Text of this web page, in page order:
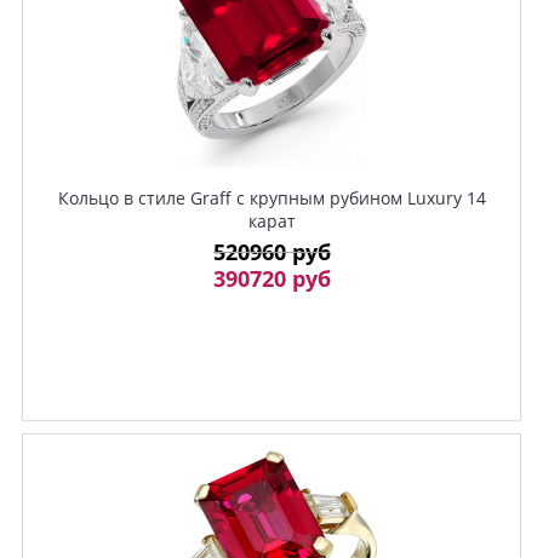
Кольцо в стиле Graff с крупным рубином Luxury 14
карат
520960 руб
390720 руб